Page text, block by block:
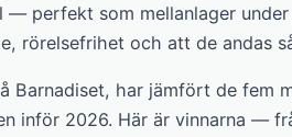
— perfekt som mellanlager
rörelsefrihet och att de andas
Barnadiset, har jämfört de fem
inför 2026. Här är vinnarna —